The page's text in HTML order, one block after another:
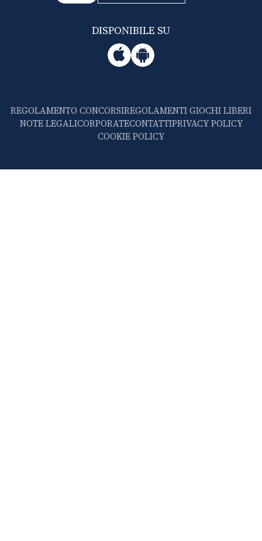
DISPONIBILE SU
REGOLAMENTO CONCORSIREGOLAMENTI GIOCHI LIBERI
NOTE LEGALICORPORATECONTATTIPRIVACY POLICY
COOKIE POLICY